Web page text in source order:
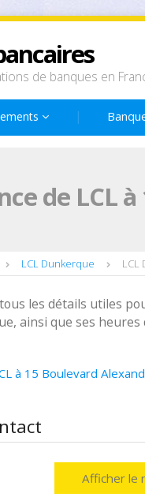
de banques en
de LCL
LCL Dunkerque LCL
les détails utiles
ainsi que ses
à 15 Boulevard
Afficher le